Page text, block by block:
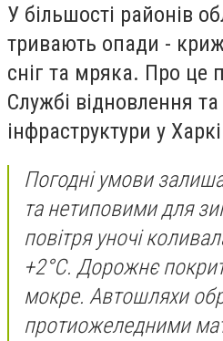
У більшості районів
тривають опади -
сніг та мряка. Про це
Службі відновлення
інфраструктури у
Погодні умови
та нетиповими для
повітря уночі
+2°C. Дорожнє
мокре. Автошляхи
протиожеледними